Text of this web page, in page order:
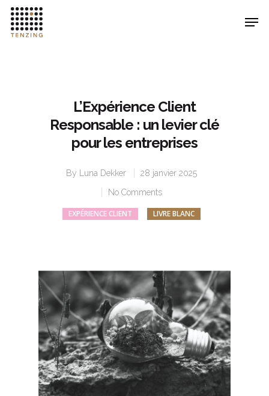
L’Expérience Client
Responsable : un levier clé
pour les entreprises
By Luna Dekker
28 janvier 2025
No Comments
EXPÉRIENCE CLIENT LIVRE BLANC